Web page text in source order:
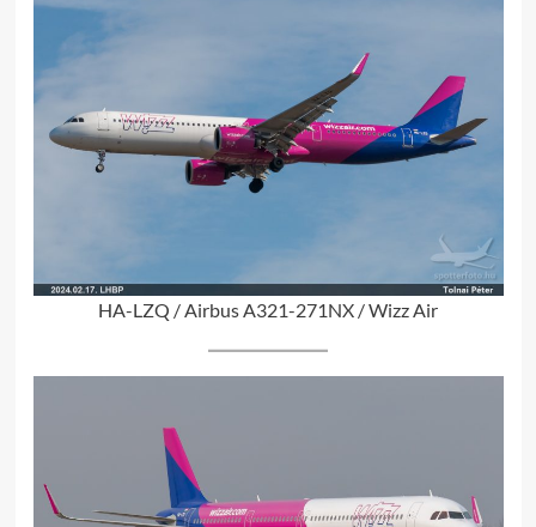
HA-LZQ / Airbus A321-271NX / Wizz Air